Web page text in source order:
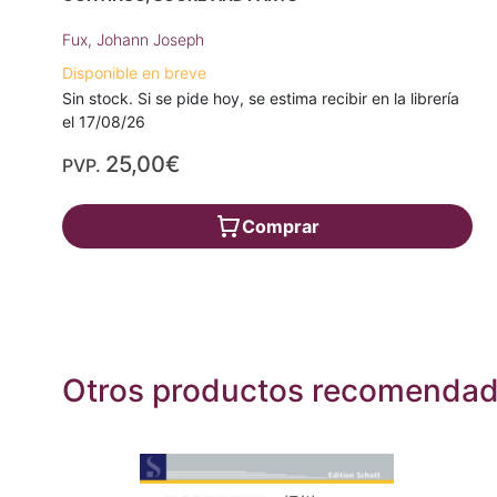
Fux, Johann Joseph
Disponible en breve
Sin stock. Si se pide hoy, se estima recibir en la librería
el 17/08/26
PVP. 25,00€
Comprar
Otros productos